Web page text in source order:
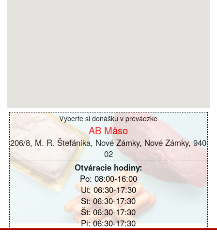
Vyberte si donášku v prevádzke
AB Mäso
206/8, M. R. Štefánika, Nové Zámky, Nové Zámky, 940
02
Otváracie hodiny:
Po: 08:00-16:00
Ut: 06:30-17:30
St: 06:30-17:30
Št: 06:30-17:30
Pi: 06:30-17:30